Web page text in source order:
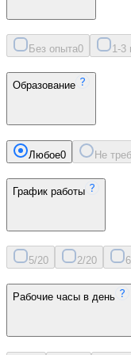
Без опыта0 1-3
Образование
Любое0 Не
График работы
5/20 2/20
Рабочие часы в день